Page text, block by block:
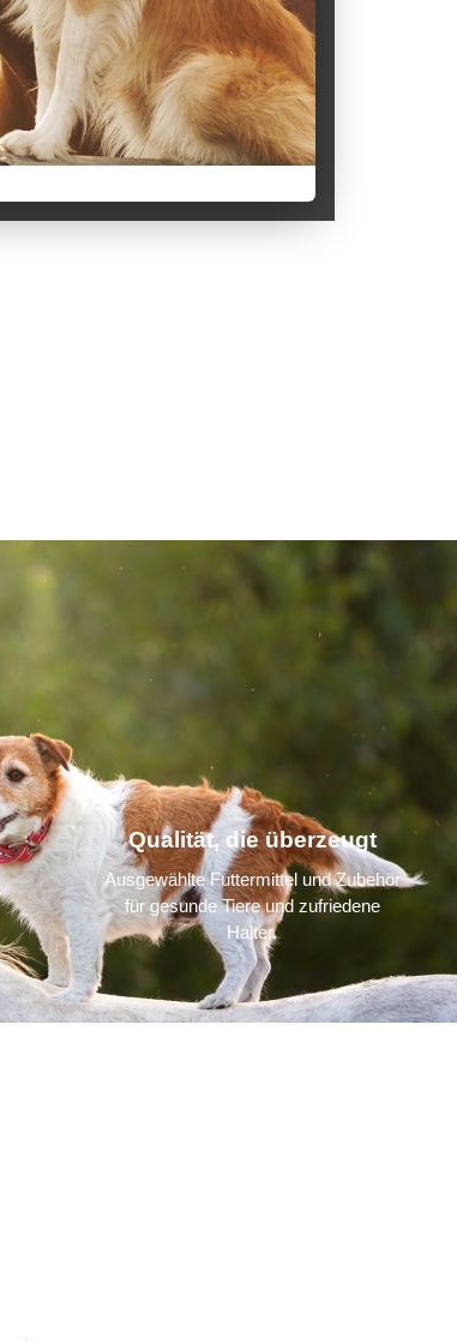
Qualität, die überzeugt
Ausgewählte Futtermittel und Zubehör
für gesunde Tiere und zufriedene
Halter.